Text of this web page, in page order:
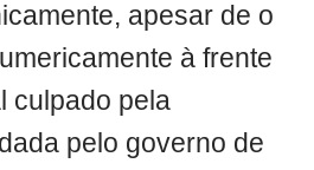
apesar de o
à frente
culpado pela
pelo governo de